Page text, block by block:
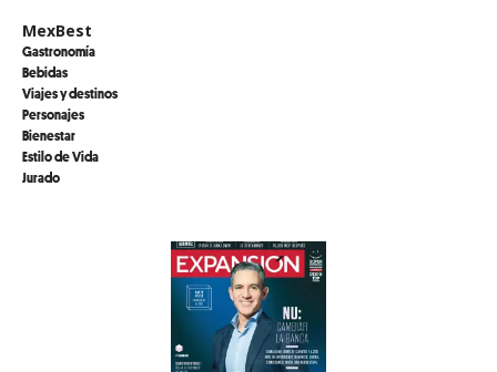
MexBest
Gastronomía
Bebidas
Viajes y destinos
Personajes
Bienestar
Estilo de Vida
Jurado